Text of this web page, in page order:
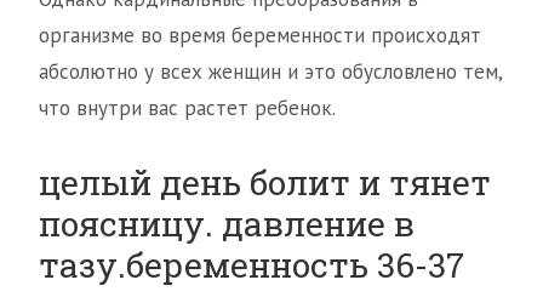
организме во время беременности происходят
абсолютно у всех женщин и это обусловлено тем,
что внутри вас растет ребенок.
целый день болит и тянет
поясницу. давление в
тазу.беременность 36-37